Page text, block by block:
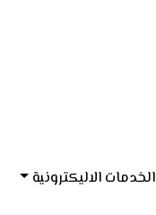
الخدمات الاليكترونية